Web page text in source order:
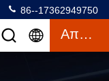
86--17362949750
Απόσπασμα